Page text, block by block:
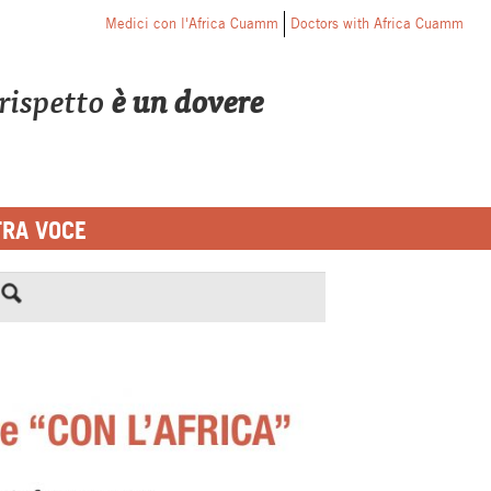
è un dovere
Medici con l'Africa Cuamm Doctors with Africa Cuamm
VOCE